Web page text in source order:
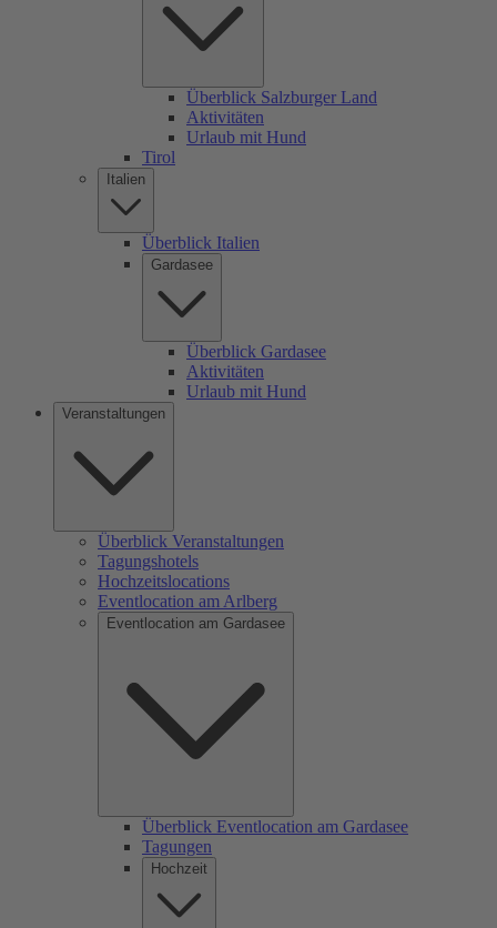
Überblick Salzburger Land
Aktivitäten
Urlaub mit Hund
Tirol
Italien
Überblick Italien
Gardasee
Überblick Gardasee
Aktivitäten
Urlaub mit Hund
Veranstaltungen
Überblick Veranstaltungen
Tagungshotels
Hochzeitslocations
Eventlocation am Arlberg
Eventlocation am Gardasee
Überblick Eventlocation am Gardasee
Tagungen
Hochzeit